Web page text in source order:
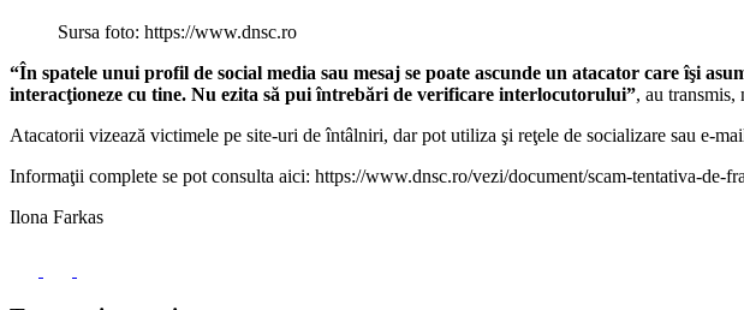
Sursa foto: https://www.dnsc.ro
“În spatele unui profil de social media sau mesaj se poate ascunde un atacator care îşi
interacţioneze cu tine. Nu ezita să pui întrebări de verificare interlocutorului”, au
Atacatorii vizează victimele pe site-uri de întâlniri, dar pot utiliza şi reţele de socializare sau e-
Informaţii complete se pot consulta aici: https://www.dnsc.ro/vezi/document/scam-tentativa-de-
Ilona Farkas